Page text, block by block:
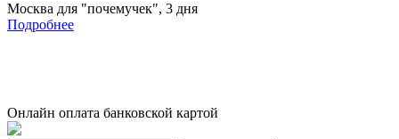
Москва для "почемучек", 3 дня
Подробнее
Онлайн оплата банковской картой